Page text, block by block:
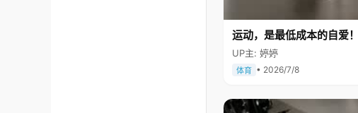
运动，是最低成本的自爱！
UP主: 婷婷
体育 • 2026/7/8